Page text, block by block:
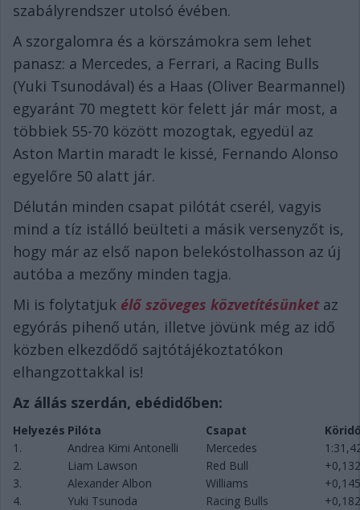
szabályrendszer utolsó évében.
A szorgalomra és a körszámokra sem lehet
panasz: a Mercedes, a Ferrari, a Racing Bulls
(Yuki Tsunodával) és a Haas (Oliver Bearmannel)
egyaránt 70 megtett kör felett jár már most, a
többiek 55-70 között mozogtak, egyedül az
Aston Martin maradt le kissé, Fernando Alonso
egyelőre 50 alatt jár.
Délután minden csapat pilótát cserél, vagyis
mind a tíz istálló beülteti a másik versenyzőt is,
hogy már az első napon belekóstolhasson az új
autóba a mezőny minden tagja.
Mi is folytatjuk élő szöveges közvetítésünketaz
egyórás pihenő után, illetve jövünk még az idő
közben elkezdődő sajtótájékoztatókon
elhangzottakkal is!
Az állás szerdán, ebédidőben:
Helyezés Pilóta Csapat
1.
Andrea Kimi Antonelli Mercedes
2.
Liam Lawson Red Bull
+0,132
3.
Alexander Albon Williams
+0,145
4.
Yuki Tsunoda Racing Bulls
+0,182